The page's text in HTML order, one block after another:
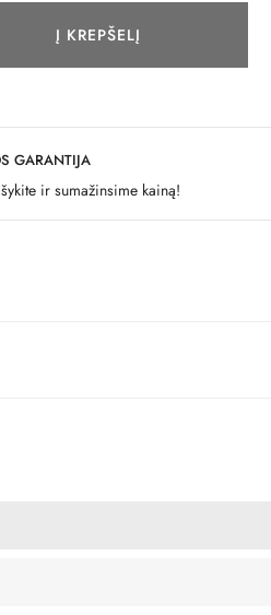
Į KREPŠELĮ
GARANTIJA
ir sumažinsime kainą!